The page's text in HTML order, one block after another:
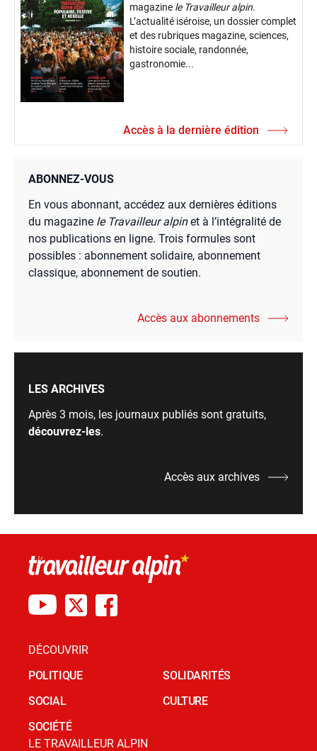
magazine le Travailleur alpin.
L’actualité iséroise, un dossier complet
et des rubriques magazine, sciences,
histoire sociale, randonnée,
gastronomie...
Accès à la dernière édition
ABONNEZ-VOUS
En vous abonnant, accédez aux dernières éditions
du magazine le Travailleur alpinet à l’intégralité de
nos publications en ligne. Trois formules sont
possibles : abonnement solidaire, abonnement
classique, abonnement de soutien.
Accès aux abonnements
LES ARCHIVES
Après 3 mois, les journaux publiés sont gratuits,
découvrez-les.
Accès aux archives
DÉCOUVRIR
POLITIQUE
SOCIAL
SOCIÉTÉ
SOLIDARITÉS
CULTURE
LE TRAVAILLEUR ALPIN